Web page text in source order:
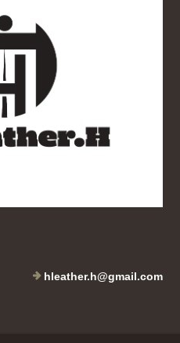
hleather.h@gmail.com